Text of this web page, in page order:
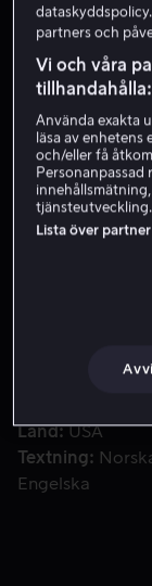
Snow
6.1 Drama
HD
Snövit är den
Snövit är den
drottningen
Charlize
Land USA
Textning
Engelska
partners och
Vi och våra
tillhandahålla:
Använda exakta
läsa av
och/eller få
Personanpassad
tjänsteutveckling.
Lista över